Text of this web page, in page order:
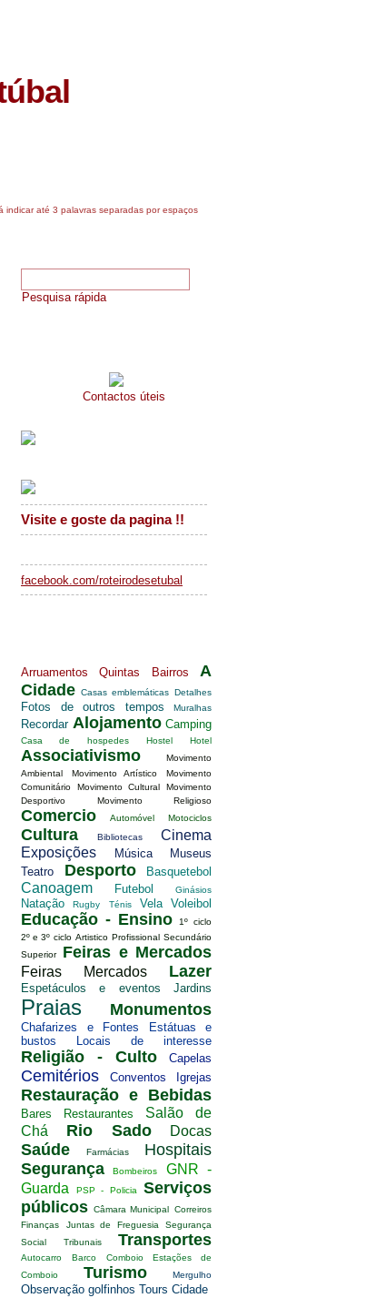
até 3 palavras separadas por espaços
Pesquisa rápida
Contactos úteis
Visite e goste da pagina !!
facebook.com/roteirodesetubal
Arruamentos Quintas Bairros
A
Cidade Casas emblemáticas Detalhes
Fotos de outros tempos Muralhas
Recordar Alojamento Camping
Casa de hospedes Hostel Hotel
Associativismo
Movimento
Ambiental
Movimento Artístico
Movimento
Comunitário
Movimento Cultural
Movimento
Desportivo
Movimento Religioso
Comercio Automóvel Motociclos
Cultura Bibliotecas
Cinema
Exposições
Música
Museus
Teatro
Desporto Basquetebol
Canoagem Futebol Ginásios
Natação Rugby Ténis Vela Voleibol
Educação - Ensino
1º ciclo
2º e 3º ciclo Artistico Profissional Secundário
Superior
Feiras e Mercados
Feiras Mercados Lazer
Espetáculos e eventos Jardins
Praias Monumentos
Chafarizes e Fontes
Estátuas e
bustos
Locais de interesse
Religião - Culto Capelas
Cemitérios Conventos Igrejas
Restauração e Bebidas
Bares Restaurantes
Salão de
Chá
Rio Sado Docas
Saúde Farmácias
Hospitais
Segurança
Bombeiros
GNR -
Guarda
PSP - Policia
Serviços
públicos Câmara Municipal Correiros
Finanças
Juntas de Freguesia
Segurança
Social
Tribunais Transportes
Autocarro Barco Comboio
Estações de
Comboio
Turismo Mergulho
Observação golfinhos Tours Cidade